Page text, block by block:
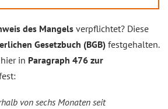
des Mangels verpflichtet? Diese
Gesetzbuch (BGB)festgehalten.
in Paragraph 476 zur
von sechs Monaten seit